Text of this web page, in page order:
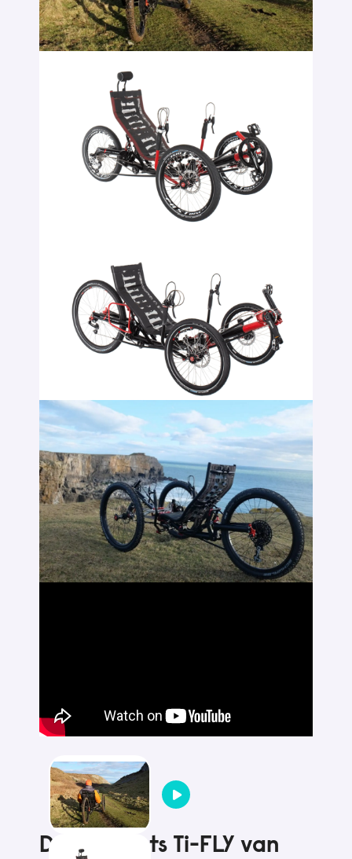
Driewielfiets Ti-FLY van